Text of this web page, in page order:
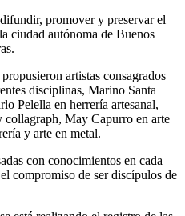
promover y preservar el
ciudad autónoma de Buenos
artistas consagrados
disciplinas, Marino Santa
Pelella en herrería artesanal,
May Capurro en arte
y arte en metal.
con conocimientos en cada
compromiso de ser discípulos de